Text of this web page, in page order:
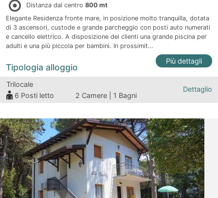
Distanza dal centro 800 mt
Elegante Residenza fronte mare, in posizione molto tranquilla, dotata
di 3 ascensori, custode e grande parcheggio con posti auto numerati
e cancello elettrico. A disposizione dei clienti una grande piscina per
adulti e una più piccola per bambini. In prossimit...
Più dettagli
Tipologia alloggio
Trilocale
6 Posti letto 2 Camere | 1 Bagni
Dettaglio